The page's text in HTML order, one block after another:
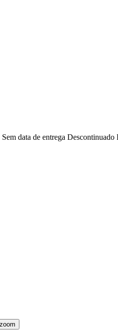
Sem data de entrega Descontinuado
zoom